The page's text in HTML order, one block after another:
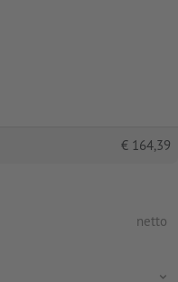
€ 164,39
netto